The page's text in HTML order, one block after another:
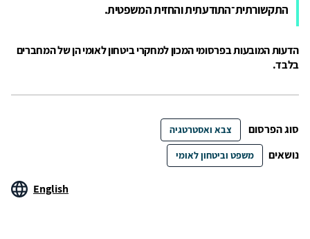
התקשורתית־התודעתית והחזית המשפטית.
הדעות המובעות בפרסומי המכון למחקרי ביטחון לאומי הן של המחברים
בלבד.
סוג הפרסום צבא ואסטרטגיה
נושאים משפט וביטחון לאומי
English